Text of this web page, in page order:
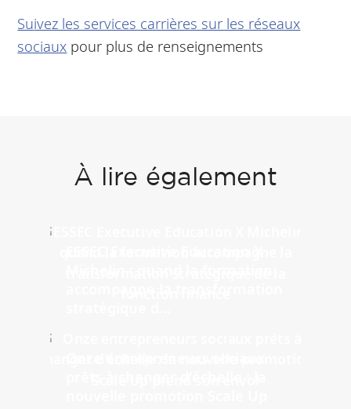
Suivez les services carrières sur les réseaux
sociaux pour plus de renseignements
À lire également